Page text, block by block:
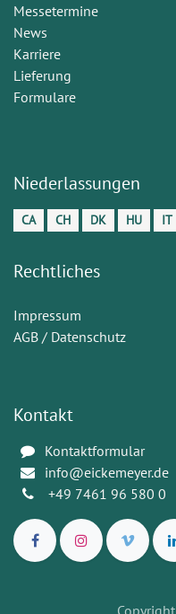
Messetermine
News
Karriere
Lieferung
Formulare
Niederlassungen
CA CH DK HU IT
Rechtliches
Impressum
AGB / Datenschutz
Kontakt
Kontaktformular
info@eickemeyer.de
+49 7461 96 580 0
Copyright